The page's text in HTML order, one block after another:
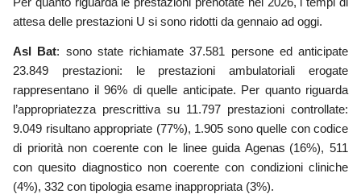
attesa delle prestazioni U si sono ridotti da gennaio ad oggi.
Asl Bat: sono state richiamate 37.581 persone ed anticipate
23.849 prestazioni: le prestazioni ambulatoriali erogate
rappresentano il 96% di quelle anticipate. Per quanto riguarda
l’appropriatezza prescrittiva su 11.797 prestazioni controllate:
9.049 risultano appropriate (77%), 1.905 sono quelle con codice
di priorità non coerente con le linee guida Agenas (16%), 511
con quesito diagnostico non coerente con condizioni cliniche
(4%), 332 con tipologia esame inappropriata (3%).